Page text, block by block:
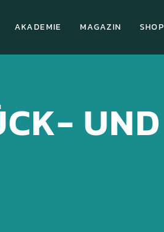
AKADEMIE MAGAZIN SHOP
UND